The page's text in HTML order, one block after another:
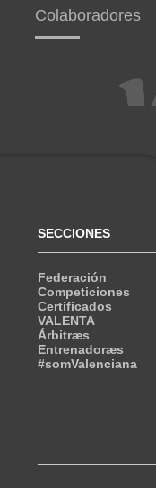
Colaboradores
SECCIONES
Federación
Competiciones
Certificados
VALENTA
Árbitræs
Entrenadoræs
#somValenciana